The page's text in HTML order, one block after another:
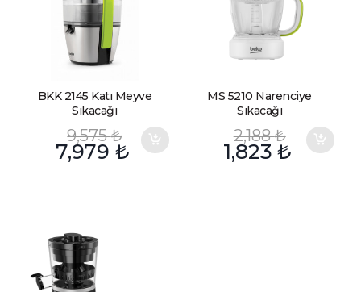
BKK 2145 Katı Meyve
Sıkacağı
9,575₺
7,979₺
MS 5210 Narenciye
Sıkacağı
2,188₺
1,823₺